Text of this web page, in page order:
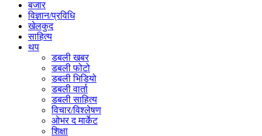
बजार
विज्ञान/प्रविधि
खेलकुद
साहित्य
थप
डबली खबर
डबली फोटो
डबली भिडियो
डबली वार्ता
डबली साहित्य
विचार/विश्‍लेषण
ओभर द मार्केट
शिक्षा